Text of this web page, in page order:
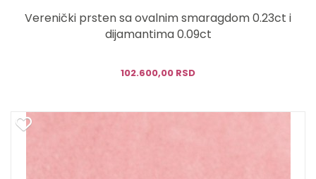
Verenički prsten sa ovalnim smaragdom 0.23ct i
dijamantima 0.09ct
102.600,00 RSD